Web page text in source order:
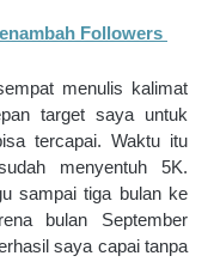
Followers
menulis kalimat
target saya untuk
tercapai. Waktu itu
menyentuh 5K.
sampai tiga bulan ke
bulan September
saya capai tanpa